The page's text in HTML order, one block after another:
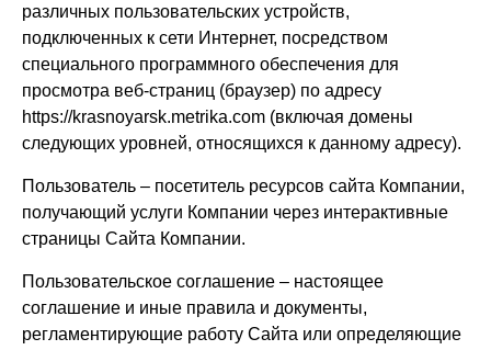
различных пользовательских устройств,
подключенных к сети Интернет, посредством
специального программного обеспечения для
просмотра веб-страниц (браузер) по адресу
https://krasnoyarsk.metrika.com (включая домены
следующих уровней, относящихся к данному адресу).
Пользователь – посетитель ресурсов сайта Компании,
получающий услуги Компании через интерактивные
страницы Сайта Компании.
Пользовательское соглашение – настоящее
соглашение и иные правила и документы,
регламентирующие работу Сайта или определяющие